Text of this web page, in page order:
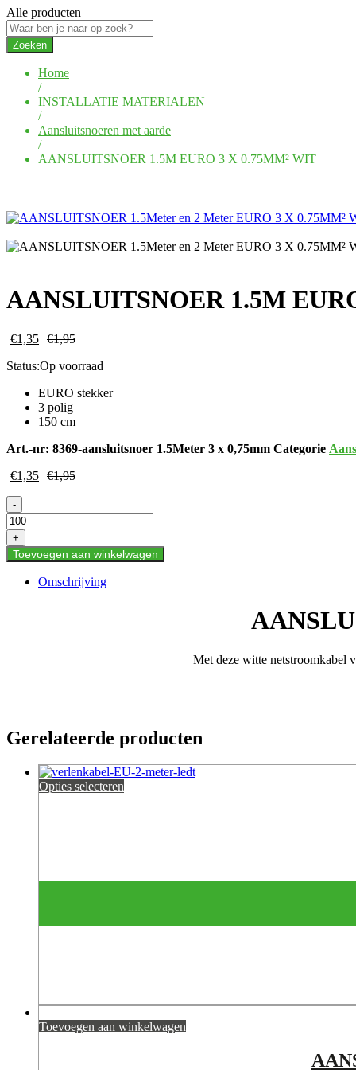
Alle producten
Zoeken
Home
/
INSTALLATIE MATERIALEN
/
Aansluitsnoeren met aarde
/
AANSLUITSNOER 1.5M EURO 3 X 0.75MM² WIT
AANSLUITSNOER 1.5M
€1,35 €1,95
Status:Op voorraad
EURO stekker
3 polig
150 cm
Art.-nr: 8369-aansluitsnoer 1.5Meter 3 x 0,75mm Categorie
€1,35 €1,95
AANSLUITSNOER
1.5M
EURO
3
X
WIT
-
+
Toevoegen aan winkelwagen
Omschrijving
Met deze witte netstroomkabel
Gerelateerde producten
Opties selecteren
Toevoegen aan winkelwagen